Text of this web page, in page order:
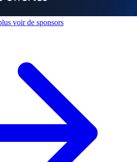
voir de sponsors